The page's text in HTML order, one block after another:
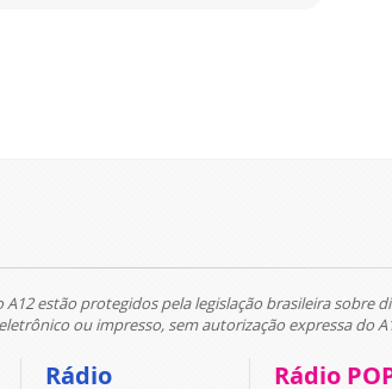
estão protegidos pela legislação brasileira sobre
ou impresso, sem autorização expressa do
Rádio Rádio